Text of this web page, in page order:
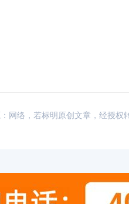
网络，若标明原创文章，经授